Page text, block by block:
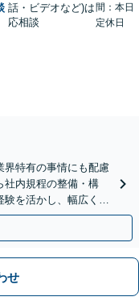
話・ビデオなど)は
応相談
間：本日
定休日
界特有の事情にも配慮
社内規程の整備・構
験を活かし、幅広く対
）】
せ